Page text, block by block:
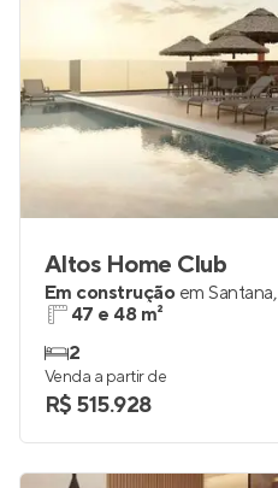
Altos Home Club
Em construção em Santana,
47 e 48 m²
2
Venda a partir de
R$ 515.928